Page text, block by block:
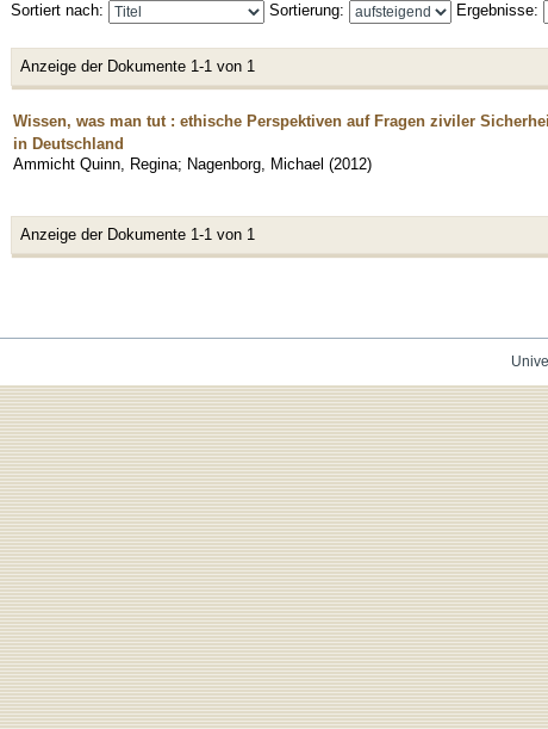
Sortiert nach: Sortierung: Ergebnisse:
Anzeige der Dokumente 1-1 von 1
Wissen, was man tut : ethische Perspektiven auf Fragen ziviler
in Deutschland
Ammicht Quinn, Regina; Nagenborg, Michael (2012)
Anzeige der Dokumente 1-1 von 1